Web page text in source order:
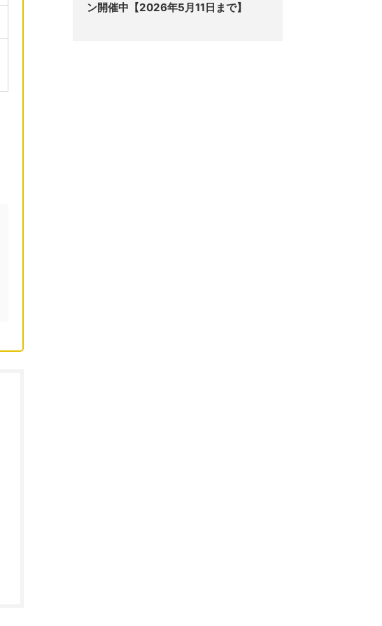
ン開催中【2026年5月11日まで】